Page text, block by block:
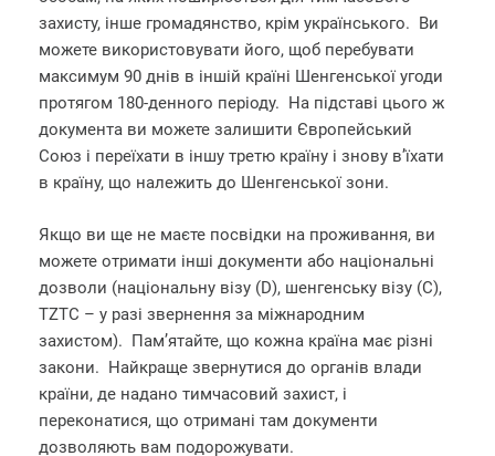
захисту, інше громадянство, крім українського. Ви
можете використовувати його, щоб перебувати
максимум 90 днів в іншій країні Шенгенської угоди
протягом 180-денного періоду. На підставі цього ж
документа ви можете залишити Європейський
Союз і переїхати в іншу третю країну і знову в’їхати
в країну, що належить до Шенгенської зони.
Якщо ви ще не маєте посвідки на проживання, ви
можете отримати інші документи або національні
дозволи (національну візу (D), шенгенську візу (C),
TZTC – у разі звернення за міжнародним
захистом). Пам’ятайте, що кожна країна має різні
закони. Найкраще звернутися до органів влади
країни, де надано тимчасовий захист, і
переконатися, що отримані там документи
дозволяють вам подорожувати.